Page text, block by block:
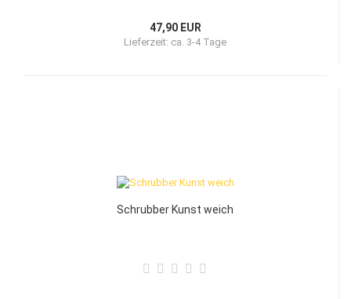
47,90 EUR
Lieferzeit: ca. 3-4 Tage
Schrubber Kunst weich